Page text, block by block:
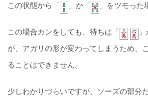
この状態から「 」か「 」をツモった
この場合カンをしても、待ちは「
が、アガリの形が変わってしまうため、
ることはできません。
少しわかりづらいですが、ソーズの部分